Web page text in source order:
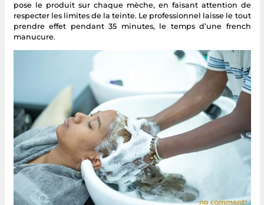
pose le produit sur chaque mèche, en faisant attention de
respecter les limites de la teinte. Le professionnel laisse le tout
prendre effet pendant 35 minutes, le temps d’une french
manucure.